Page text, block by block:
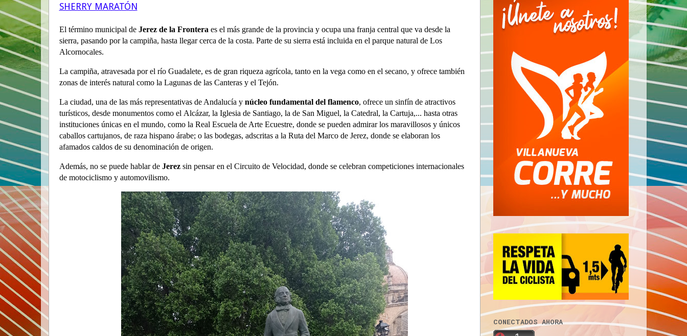
SHERRY MARATÓN
El término municipal de Jerez de la Frontera es el más grande de la provincia y ocupa una franja central que va desde la
sierra, pasando por la campiña, hasta llegar cerca de la costa. Parte de su sierra está incluida en el parque natural de Los
Alcornocales.
La campiña, atravesada por el rí­o Guadalete, es de gran riqueza agrí­cola, tanto en la vega como en el secano, y ofrece también
zonas de interés natural como la Lagunas de las Canteras y el Tejón.
La ciudad, una de las más representativas de Andalucí­a y núcleo fundamental del flamenco, ofrece un sinfí­n de atractivos
turí­sticos, desde monumentos como el Alcázar, la Iglesia de Santiago, la de San Miguel, la Catedral, la Cartuja,... hasta otras
instituciones únicas en el mundo, como la Real Escuela de Arte Ecuestre, donde se pueden admirar los maravillosos y únicos
caballos cartujanos, de raza hispano árabe; o las bodegas, adscritas a la Ruta del Marco de Jerez, donde se elaboran los
afamados caldos de su denominación de origen.
Además, no se puede hablar de Jerezsin pensar en el Circuito de Velocidad, donde se celebran competiciones internacionales
de motociclismo y automovilismo.
CONECTADOS AHORA